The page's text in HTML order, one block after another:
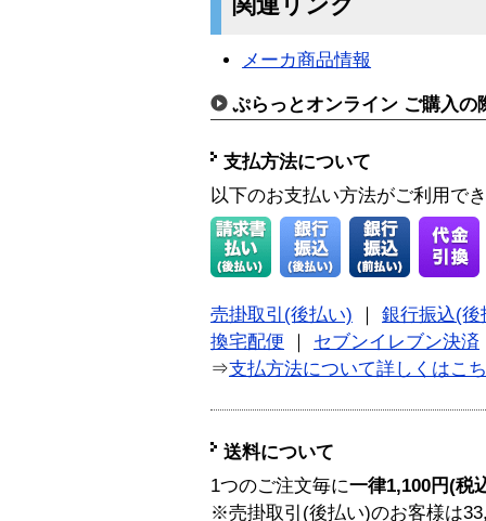
メーカ商品情報
ぷらっとオンライン ご購入の
支払方法について
以下のお支払い方法がご利用で
売掛取引(後払い)
銀行振込(後
換宅配便
セブンイレブン決済
⇒支払方法について詳しくはこ
送料について
1つのご注文毎に一律1,100円(税
※売掛取引(後払い)のお客様は